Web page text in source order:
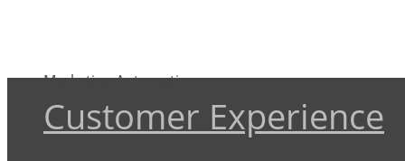
Marketing Automation
Customer Experience